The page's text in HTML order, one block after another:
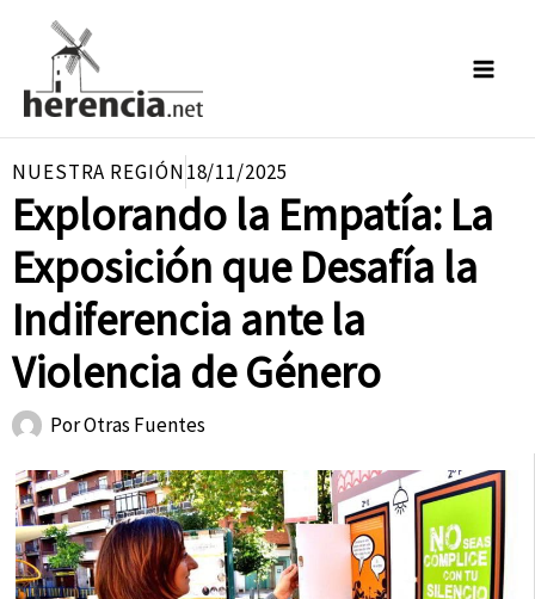
contenido
NUESTRA REGIÓN18/11/2025
Explorando la Empatía: La
Exposición que Desafía la
Indiferencia ante la
Violencia de Género
PorOtras Fuentes